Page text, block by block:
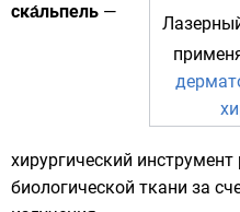
ска́льпель —
хирургический инструмент
биологической ткани за